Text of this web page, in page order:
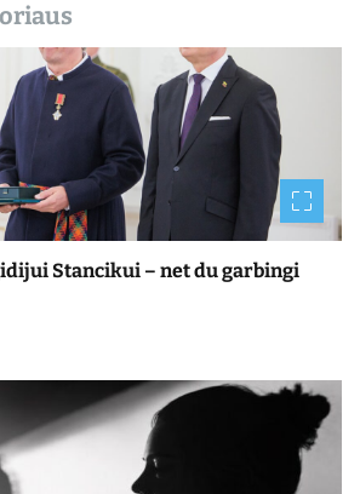
Stancikui – net du garbingi